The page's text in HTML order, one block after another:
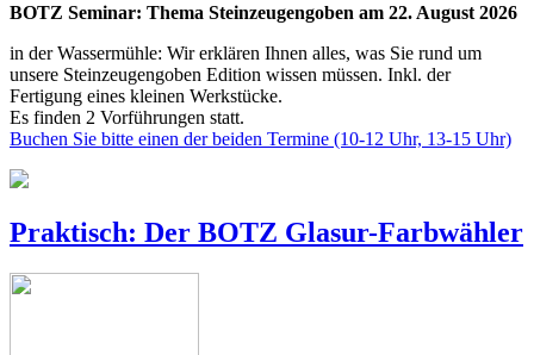
BOTZ Seminar: Thema Steinzeugengoben am 22. August 2026
in der Wassermühle: Wir erklären Ihnen alles, was Sie rund um
unsere Steinzeugengoben Edition wissen müssen. Inkl. der
Fertigung eines kleinen Werkstücke.
Es finden 2 Vorführungen statt.
Buchen Sie bitte einen der beiden Termine (10-12 Uhr, 13-15 Uhr)
Praktisch: Der BOTZ Glasur-Farbwähler